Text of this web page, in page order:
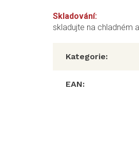
Skladování:
skladujte na chladném
Kategorie:
EAN: